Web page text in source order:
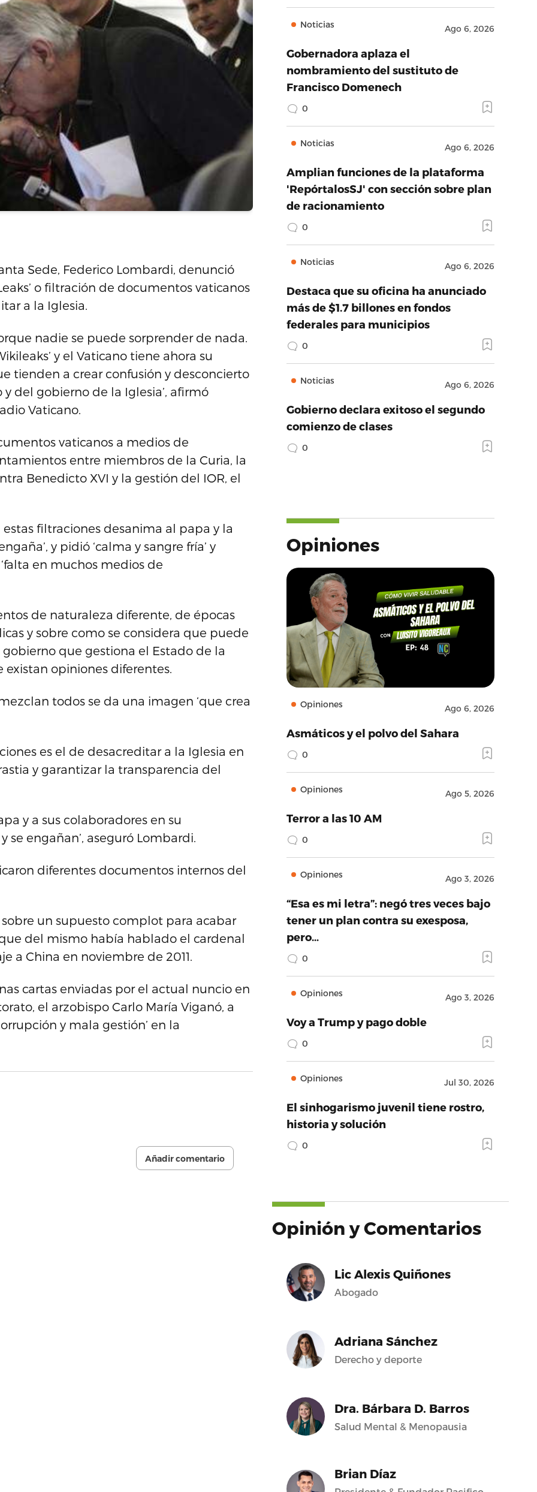
Sede, Federico Lombardi, denunció
o filtración de documentos vaticanos
a la Iglesia.
nadie se puede sorprender de nada.
y el Vaticano tiene ahora su
tienden a crear confusión y desconcierto
del gobierno de la Iglesia’, afirmó
Vaticano.
vaticanos a medios de
entre miembros de la Curia, la
Benedicto XVI y la gestión del IOR, el
filtraciones desanima al papa y la
y pidió ‘calma y sangre fría’ y
en muchos medios de
de naturaleza diferente, de épocas
y sobre como se considera que puede
gobierno que gestiona el Estado de la
opiniones diferentes.
todos se da una imagen ‘que crea
es el de desacreditar a la Iglesia en
y garantizar la transparencia del
y a sus colaboradores en su
engañan’, aseguró Lombardi.
diferentes documentos internos del
un supuesto complot para acabar
del mismo había hablado el cardenal
a China en noviembre de 2011.
cartas enviadas por el actual nuncio en
el arzobispo Carlo María Viganó, a
y mala gestión’ en la
Añadir comentario
Noticias Ago 6, 2026
Gobernadora aplaza el
nombramiento del sustituto de
Francisco Domenech
0
Noticias Ago 6, 2026
Amplian funciones de la plataforma
'RepórtalosSJ' con sección sobre plan
de racionamiento
0
Noticias Ago 6, 2026
Destaca que su oficina ha anunciado
más de $1.7 billones en fondos
federales para municipios
0
Noticias Ago 6, 2026
Gobierno declara exitoso el segundo
comienzo de clases
0
Opiniones
Opiniones Ago 6, 2026
Asmáticos y el polvo del Sahara
0
Opiniones Ago 5, 2026
Terror a las 10 AM
0
Opiniones Ago 3, 2026
“Esa es mi letra”: negó tres veces bajo
tener un plan contra su exesposa,
pero…
0
Opiniones Ago 3, 2026
Voy a Trump y pago doble
0
Opiniones Jul 30, 2026
El sinhogarismo juvenil tiene rostro,
historia y solución
0
Opinión y Comentarios
Lic Alexis Quiñones
Abogado
Adriana Sánchez
Derecho y deporte
Dra. Bárbara D. Barros
Salud Mental & Menopausia
Brian Díaz